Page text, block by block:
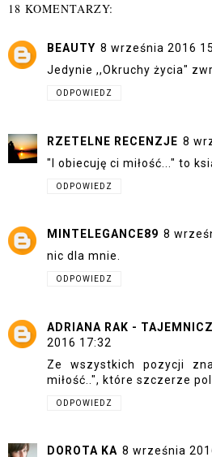
18 KOMENTARZY:
BEAUTY 8 września 2016
Jedynie ,,Okruchy życia"
ODPOWIEDZ
RZETELNE RECENZJE 8
"I obiecuję ci miłość..." to
ODPOWIEDZ
MINTELEGANCE89 8
nic dla mnie.
ODPOWIEDZ
ADRIANA RAK -
2016 17:32
Ze wszystkich pozycji
miłość..", które szczerze
ODPOWIEDZ
DOROTA KA 8 września